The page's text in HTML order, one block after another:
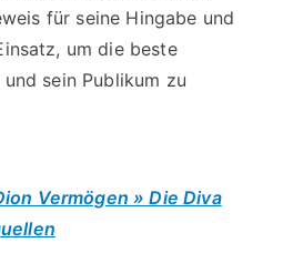
für seine Hingabe und
um die beste
sein Publikum zu
Vermögen » Die Diva